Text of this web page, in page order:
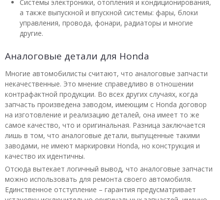
Системы электроники, отопления и кондиционирования,
а также выпускной и впускной системы: фары, блоки
управления, провода, фонари, радиаторы и многие
другие.
Аналоговые детали для Honda
Многие автомобилисты считают, что аналоговые запчасти
некачественные. Это мнение справедливо в отношении
контрафактной продукции. Во всех других случаях, когда
запчасть произведена заводом, имеющим с Honda договор
на изготовление и реализацию деталей, она имеет то же
самое качество, что и оригинальная. Разница заключается
лишь в том, что аналоговые детали, выпущенные такими
заводами, не имеют маркировки Honda, но конструкция и
качество их идентичны.
Отсюда вытекает логичный вывод, что аналоговые запчасти
можно использовать для ремонта своего автомобиля.
Единственное отступление – гарантия предусматривает